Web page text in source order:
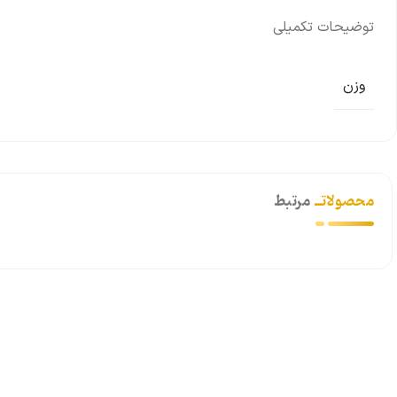
توضیحات تکمیلی
وزن
محصولاتــمرتبط